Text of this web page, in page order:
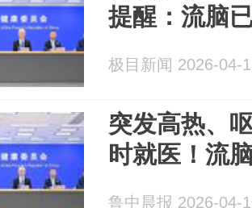
提醒：流脑
极目新闻 2026-04-
突发高热、
时就医！流
鲁中晨报 2026-04-